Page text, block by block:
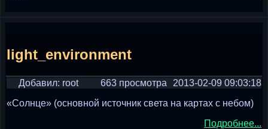
light_environment
Добавил: root 2013-02-09 09:03:18
663 просмотра
«Солнце» (основной источник света на картах с небом)
Подробнее...